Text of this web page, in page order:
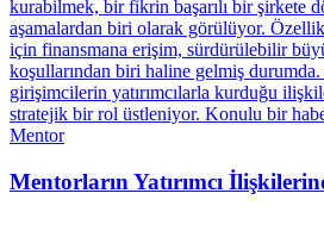
Mentor
Mentorların Yatırımcı